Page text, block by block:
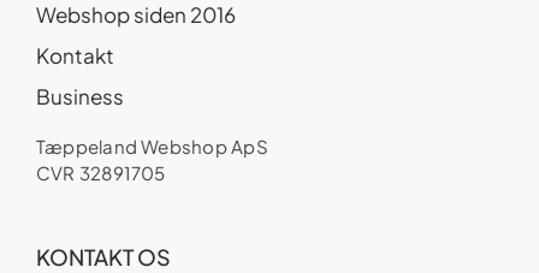
Webshop siden 2016
Kontakt
Business
Tæppeland Webshop ApS
CVR 32891705
KONTAKT OS